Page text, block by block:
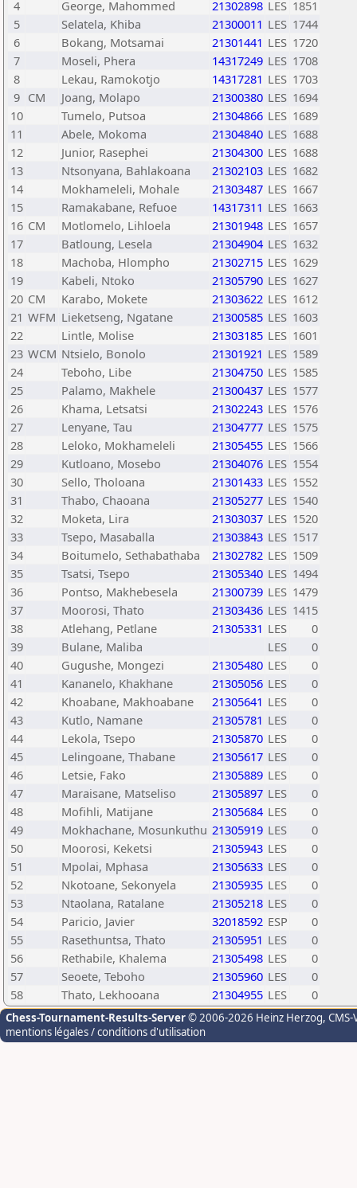
4
George, Mahommed 21302898 LES 1851
5
Selatela, Khiba 21300011 LES 1744
6
Bokang, Motsamai 21301441 LES 1720
7
Moseli, Phera 14317249 LES 1708
8
Lekau, Ramokotjo 14317281 LES 1703
9 CM Joang, Molapo 21300380 LES 1694
10
Tumelo, Putsoa 21304866 LES 1689
11
Abele, Mokoma 21304840 LES 1688
12
Junior, Rasephei 21304300 LES 1688
13
Ntsonyana, Bahlakoana 21302103 LES 1682
14
Mokhameleli, Mohale 21303487 LES 1667
15
Ramakabane, Refuoe 14317311 LES 1663
16 CM Motlomelo, Lihloela 21301948 LES 1657
17
Batloung, Lesela 21304904 LES 1632
18
Machoba, Hlompho 21302715 LES 1629
19
Kabeli, Ntoko 21305790 LES 1627
20 CM Karabo, Mokete 21303622 LES 1612
21 WFM Lieketseng, Ngatane 21300585 LES 1603
22
Lintle, Molise 21303185 LES 1601
23 WCM Ntsielo, Bonolo 21301921 LES 1589
24
Teboho, Libe 21304750 LES 1585
25
Palamo, Makhele 21300437 LES 1577
26
Khama, Letsatsi 21302243 LES 1576
27
Lenyane, Tau 21304777 LES 1575
28
Leloko, Mokhameleli 21305455 LES 1566
29
Kutloano, Mosebo 21304076 LES 1554
30
Sello, Tholoana 21301433 LES 1552
31
Thabo, Chaoana 21305277 LES 1540
32
Moketa, Lira 21303037 LES 1520
33
Tsepo, Masaballa 21303843 LES 1517
34
Boitumelo, Sethabathaba 21302782 LES 1509
35
Tsatsi, Tsepo 21305340 LES 1494
36
Pontso, Makhebesela 21300739 LES 1479
37
Moorosi, Thato 21303436 LES 1415
38
Atlehang, Petlane 21305331 LES
0
39
Bulane, Maliba LES
0
40
Gugushe, Mongezi 21305480 LES
0
41
Kananelo, Khakhane 21305056 LES
0
42
Khoabane, Makhoabane 21305641 LES
0
43
Kutlo, Namane 21305781 LES
0
44
Lekola, Tsepo 21305870 LES
0
45
Lelingoane, Thabane 21305617 LES
0
46
Letsie, Fako 21305889 LES
0
47
Maraisane, Matseliso 21305897 LES
0
48
Mofihli, Matijane 21305684 LES
0
49
Mokhachane, Mosunkuthu 21305919 LES
0
50
Moorosi, Keketsi 21305943 LES
0
51
Mpolai, Mphasa 21305633 LES
0
52
Nkotoane, Sekonyela 21305935 LES
0
53
Ntaolana, Ratalane 21305218 LES
0
54
Paricio, Javier 32018592 ESP
0
55
Rasethuntsa, Thato 21305951 LES
0
56
Rethabile, Khalema 21305498 LES
0
57
Seoete, Teboho 21305960 LES
0
58
Thato, Lekhooana 21304955 LES 0
Chess-Tournament-Results-Server© 2006-2026 Heinz Herzog,
mentions légales / conditions d'utilisation